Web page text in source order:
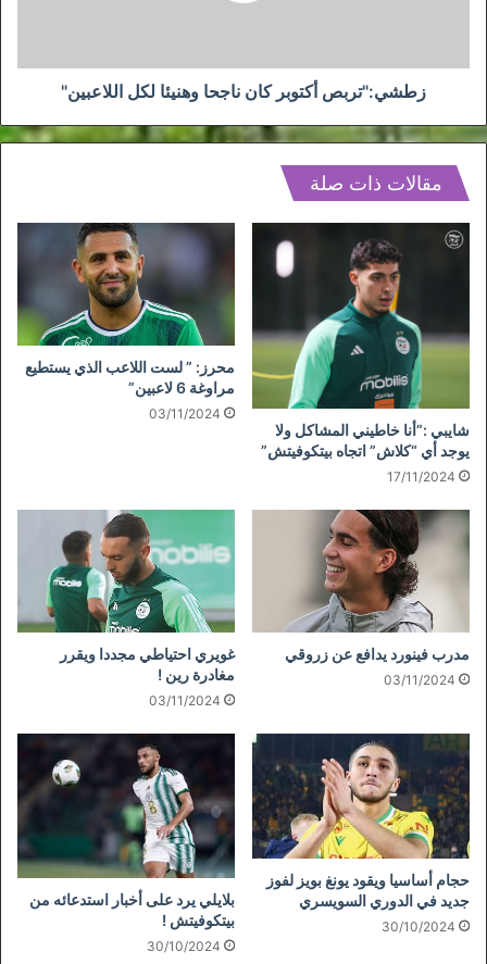
زطشي:"تربص أكتوبر كان ناجحا وهنيئا لكل اللاعبين"
مقالات ذات صلة
شايبي :”أنا خاطيني المشاكل ولا
يوجد أي “كلاش” اتجاه بيتكوفيتش”
17/11/2024
محرز: ” لست اللاعب الذي يستطيع
مراوغة 6 لاعبين”
03/11/2024
مدرب فينورد يدافع عن زروقي
03/11/2024
غويري احتياطي مجددا ويقرر
مغادرة رين !
03/11/2024
حجام أساسيا ويقود يونغ بويز لفوز
جديد في الدوري السويسري
30/10/2024
بلايلي يرد على أخبار استدعائه من
بيتكوفيتش !
30/10/2024